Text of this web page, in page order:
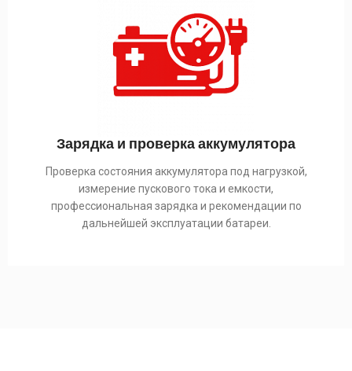
Зарядка и проверка аккумулятора
Проверка состояния аккумулятора под нагрузкой,
измерение пускового тока и емкости,
профессиональная зарядка и рекомендации по
дальнейшей эксплуатации батареи.